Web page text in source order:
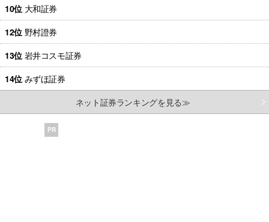
10位 大和証券
12位 野村證券
13位 岩井コスモ証券
14位 みずほ証券
ネット証券ランキングを見る≫
PR